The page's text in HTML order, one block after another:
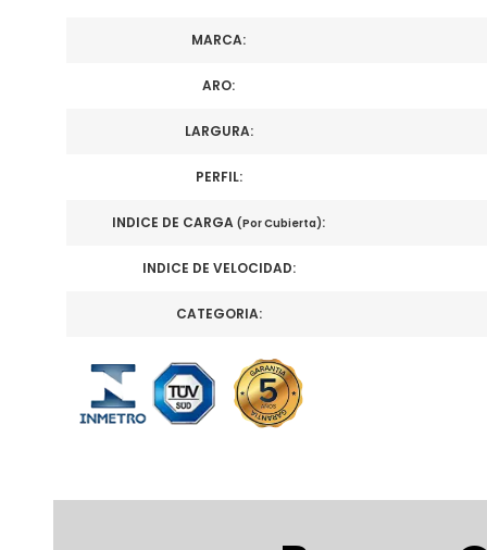
MARCA:
ARO:
LARGURA:
PERFIL:
INDICE DE CARGA (Por Cubierta):
INDICE DE VELOCIDAD:
CATEGORIA: